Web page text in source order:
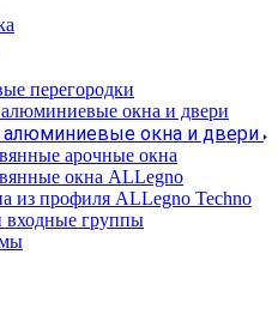
перегородки
окна и двери
арочные окна
окна ALLegno
из профиля ALLegno Techno
группы